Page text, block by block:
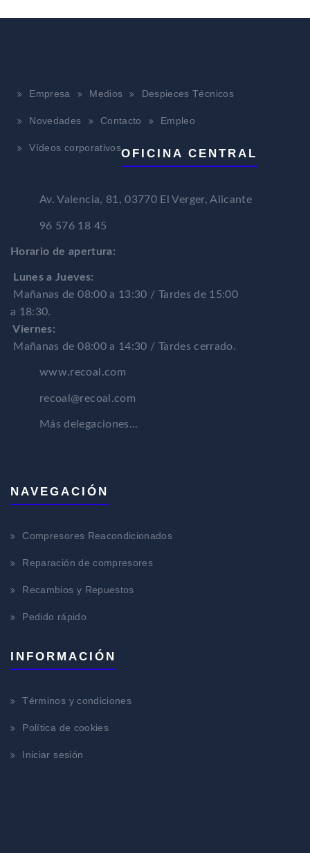
Empresa Medios Despieces Técnicos
Novedades Contacto Empleo
Vídeos corporativosOFICINA CENTRAL
Av. Valencia, 81, 03770 El Verger, Alicante
96 576 18 45
Horario de apertura:
Lunes a Jueves:
Mañanas de 08:00 a 13:30 / Tardes de 15:00
a 18:30.
Viernes:
Mañanas de 08:00 a 14:30 / Tardes cerrado.
www.recoal.com
recoal@recoal.com
Más delegaciones...
NAVEGACIÓN
Compresores Reacondicionados
Reparación de compresores
Recambios y Repuestos
Pedido rápido
INFORMACIÓN
Términos y condiciones
Política de cookies
Iniciar sesión